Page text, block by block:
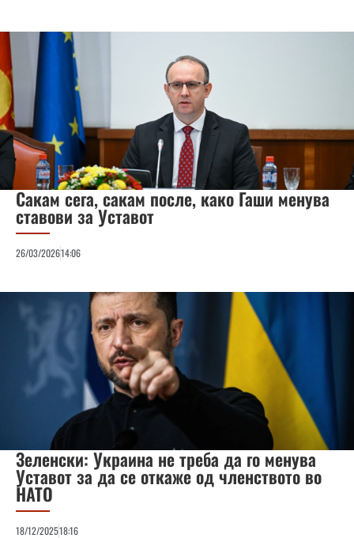
Сакам сега, сакам после, како Гаши менува
ставови за Уставот
26/03/202614:06
Зеленски: Украина не треба да го менува
Уставот за да се откаже од членството во
НАТО
18/12/202518:16